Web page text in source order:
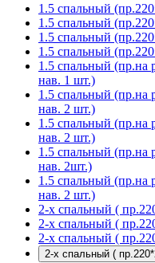
1.5 спальный
1.5 спальный
1.5 спальный
1.5 спальный
1.5 спальный (пр.на
нав. 1 шт.)
1.5 спальный (пр.на
нав. 2 шт.)
1.5 спальный (пр.на
нав. 2 шт.)
1.5 спальный (пр.на
нав. 2шт.)
1.5 спальный (пр.на
нав. 2 шт.)
2-х спальный (
2-х спальный (
2-х спальный (
2-х спальный (